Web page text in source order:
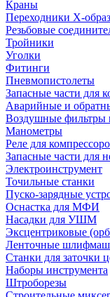
Краны
Переходники Х-
Резьбовые
Тройники
Уголки
Фитинги
Пневмопистолеты
Запасные части для
Аварийные и
Воздушные фильтры
Манометры
Реле для
Запасные части для
Электроинструмент
Точильные станки
Пуско-зарядные
Оснастка для МФИ
Насадки для УШМ
Эксцентриковые
Ленточные
Станки для заточки
Наборы инструмента
Штроборезы